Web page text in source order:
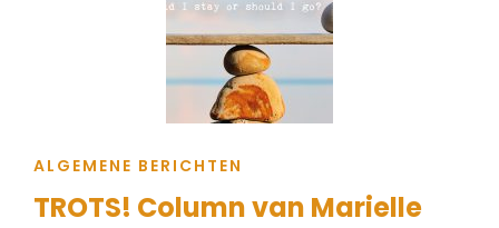
CAT
ALGEMENE BERICHTEN
TROTS! Column van Marielle